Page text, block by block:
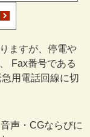
ますが、停電や
Fax番号である
用電話回線に切
声・CGならびに